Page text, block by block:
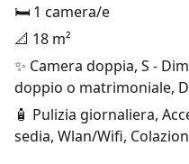
🛏️ 1 camera/e
📐 18 m²
✨ Camera doppia, S -
doppio o matrimoniale,
🧴 Pulizia giornaliera,
sedia, Wlan/Wifi,